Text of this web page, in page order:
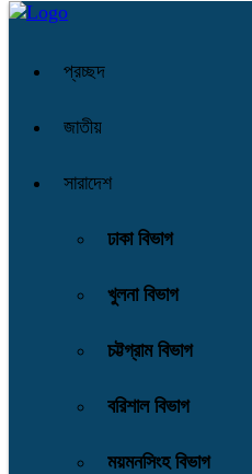
প্রচ্ছদ
জাতীয়
সারাদেশ
ঢাকা বিভাগ
খুলনা বিভাগ
চট্টগ্রাম বিভাগ
বরিশাল বিভাগ
ময়মনসিংহ বিভাগ